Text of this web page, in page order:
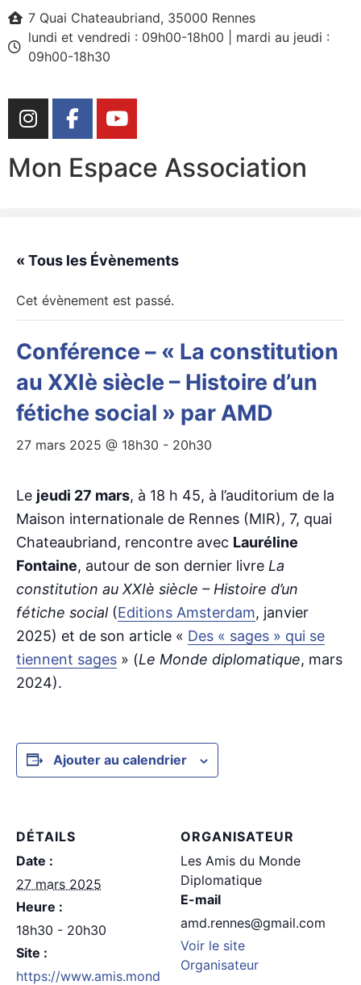
7 Quai Chateaubriand, 35000 Rennes
lundi et vendredi : 09h00-18h00 | mardi au jeudi :
09h00-18h30
Mon Espace Association
« Tous les Évènements
Cet évènement est passé.
Conférence – « La constitution
au XXIè siècle – Histoire d’un
fétiche social » par AMD
27 mars 2025 @ 18h30 - 20h30
Le jeudi 27 mars, à 18 h 45, à l’auditorium de la
Maison internationale de Rennes (MIR), 7, quai
Chateaubriand, rencontre avec Lauréline
Fontaine, autour de son dernier livre La
constitution au XXIè siècle – Histoire d’un
fétiche social(Editions Amsterdam, janvier
2025) et de son article « Des « sages » qui se
tiennent sages » (Le Monde diplomatique, mars
2024).
Ajouter au calendrier
DÉTAILS
Date :
27 mars 2025
Heure :
18h30 - 20h30
Site :
https://www.amis.mond
ORGANISATEUR
Les Amis du Monde
Diplomatique
E-mail
amd.rennes@gmail.com
Voir le site
Organisateur